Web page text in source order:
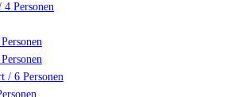
4 Personen
/ 6 Personen